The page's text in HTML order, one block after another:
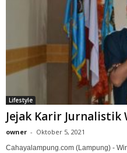
Lifestyle
Jejak Karir
owner - Oktober 5, 2021
Cahayalampung.com (Lampung) -